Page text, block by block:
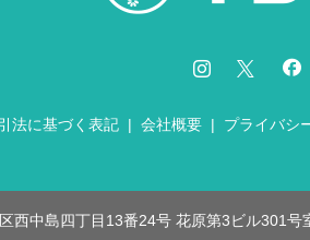
法に基づく表記 会社概要 プライバシ
中島四丁目13番24号 花原第3ビル301号